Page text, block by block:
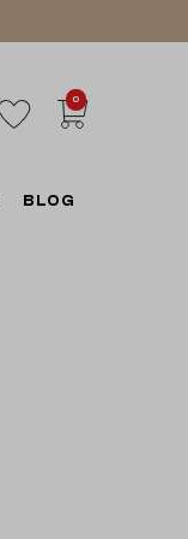
0
BLOG